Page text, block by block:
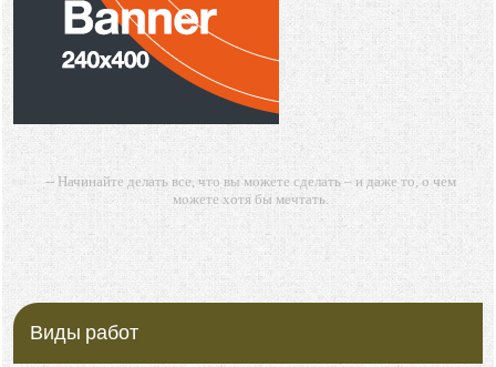
-- Начинайте делать все, что вы можете сделать – и даже то, о чем
можете хотя бы мечтать.
-- Все дело в мыслях. Мысль — начало всего. И мыслями можно
управлять. И поэтому главное дело совершенствования: работать над
мыслями.
-- Идите уверенно по направлению к мечте. Живите той жизнью,
Виды работ